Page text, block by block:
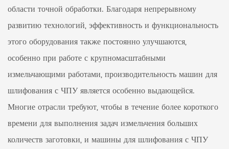
области точной обработки. Благодаря непрерывному
развитию технологий, эффективность и функциональность
этого оборудования также постоянно улучшаются,
особенно при работе с крупномасштабными
измельчающими работами, производительность машин для
шлифования с ЧПУ является особенно выдающейся.
Многие отрасли требуют, чтобы в течение более короткого
времени для выполнения задач измельчения больших
количеств заготовки, и машины для шлифования с ЧПУ